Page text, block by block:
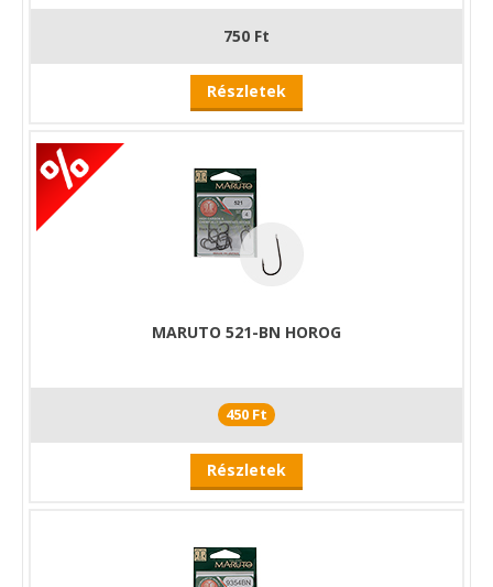
750 Ft
Részletek
MARUTO 521-BN HOROG
450 Ft
Részletek